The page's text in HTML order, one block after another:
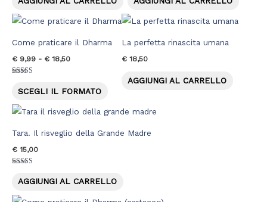
Come praticare il Dharma
€ 9,99 - € 18,50
Fascia
da
€ 9,99
5.00
su 5
SCEGLI IL FORMATO
Questo
varianti.
opzioni
pagina
del
La perfetta rinascita umana
€ 18,50
AGGIUNGI AL CARRELLO
Tara. Il risveglio della Grande Madre
€ 15,00
5.00
su 5
AGGIUNGI AL CARRELLO